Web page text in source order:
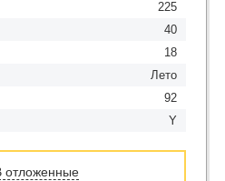
225
40
18
Лето
92
Y
отложенные